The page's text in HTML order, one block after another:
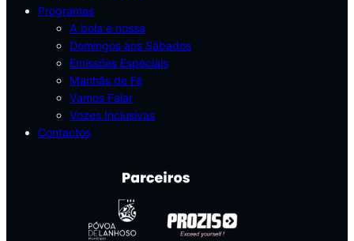
Programas
A bola é nossa
Domingos aos Sábados
Emissões Especiais
Manhãs de Fé
Vamos Falar
Vozes Inclusivas
Contactos